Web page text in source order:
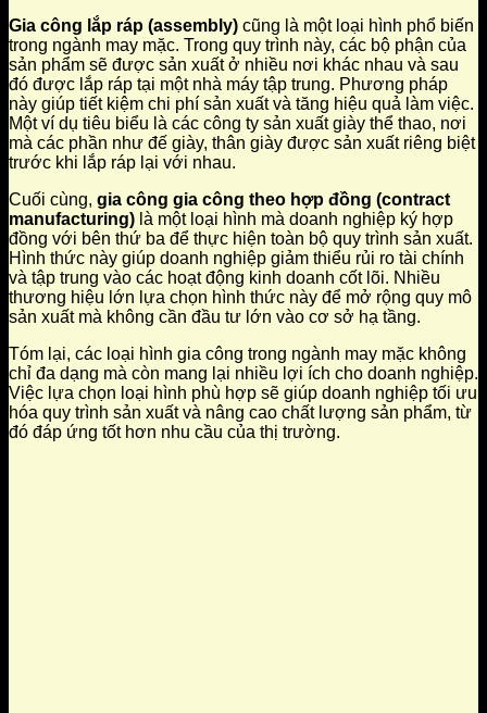
Gia công lắp ráp (assembly) cũng là một loại hình phổ biến
trong ngành may mặc. Trong quy trình này, các bộ phận của
sản phẩm sẽ được sản xuất ở nhiều nơi khác nhau và sau
đó được lắp ráp tại một nhà máy tập trung. Phương pháp
này giúp tiết kiệm chi phí sản xuất và tăng hiệu quả làm việc.
Một ví dụ tiêu biểu là các công ty sản xuất giày thể thao, nơi
mà các phần như đế giày, thân giày được sản xuất riêng biệt
trước khi lắp ráp lại với nhau.
Cuối cùng, gia công gia công theo hợp đồng (contract
manufacturing) là một loại hình mà doanh nghiệp ký hợp
đồng với bên thứ ba để thực hiện toàn bộ quy trình sản xuất.
Hình thức này giúp doanh nghiệp giảm thiểu rủi ro tài chính
và tập trung vào các hoạt động kinh doanh cốt lõi. Nhiều
thương hiệu lớn lựa chọn hình thức này để mở rộng quy mô
sản xuất mà không cần đầu tư lớn vào cơ sở hạ tầng.
Tóm lại, các loại hình gia công trong ngành may mặc không
chỉ đa dạng mà còn mang lại nhiều lợi ích cho doanh nghiệp.
Việc lựa chọn loại hình phù hợp sẽ giúp doanh nghiệp tối ưu
hóa quy trình sản xuất và nâng cao chất lượng sản phẩm, từ
đó đáp ứng tốt hơn nhu cầu của thị trường.